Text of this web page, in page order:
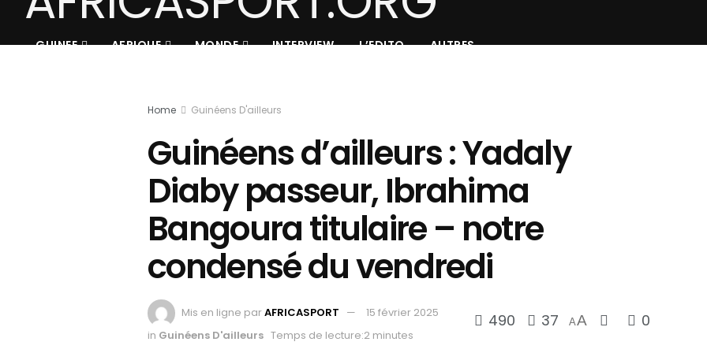
GUINEE AFRIQUE MONDE INTERVIEW L’EDITO AUTRES
Home Guinéens D'ailleurs
Guinéens d’ailleurs : Yadaly
Diaby passeur, Ibrahima
Bangoura titulaire – notre
condensé du vendredi
Mis en ligne parAFRICASPORT
15 février 2025
in Guinéens D'ailleurs Temps de lecture:2 minutes
490 37 AA 0